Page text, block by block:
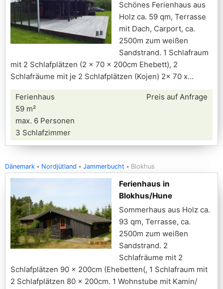
Schönes Ferienhaus aus
Holz ca. 59 qm, Terrasse
mit Dach, Carport, ca.
2500m zum weißen
Sandstrand. 1 Schlafraum
mit 2 Schlafplätzen (2 x 70 x 200cm Ehebett), 2
Schlafräume mit je 2 Schlafplätzen (Kojen) 2x 70 x
Ferienhaus
59 m²
max. 6 Personen
3 Schlafzimmer
Preis auf Anfrage
Dänemark Nordjütland Jammerbucht Blokhus
Ferienhaus in
Blokhus/Hune
Sommerhaus aus Holz ca.
93 qm, Terrasse, ca.
2500m zum weißen
Sandstrand. 2
Schlafräume mit 2
Schlafplätzen 90 x 200cm (Ehebetten(, 1 Schlafraum mit
2 Schlafplätzen 80 x 200cm. 1 Wohnstube mit Kamin/